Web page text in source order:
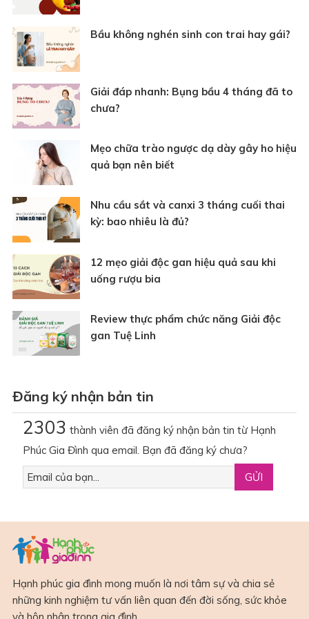
Bầu không nghén sinh con trai hay gái?
Giải đáp nhanh: Bụng bầu 4 tháng đã to
chưa?
Mẹo chữa trào ngược dạ dày gây ho hiệu
quả bạn nên biết
Nhu cầu sắt và canxi 3 tháng cuối thai
kỳ: bao nhiêu là đủ?
12 mẹo giải độc gan hiệu quả sau khi
uống rượu bia
Review thực phẩm chức năng Giải độc
gan Tuệ Linh
Đăng ký nhận bản tin
2303 thành viên đã đăng ký nhận bản tin từ Hạnh
Phúc Gia Đình qua email. Bạn đã đăng ký chưa?
Hạnh phúc gia đình mong muốn là nơi tâm sự và chia sẻ
những kinh nghiệm tư vấn liên quan đến đời sống, sức khỏe